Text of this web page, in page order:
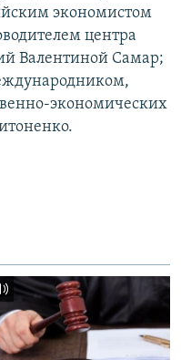
экономистом
центра
Валентиной Самар;
экономических